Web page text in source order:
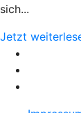
sich...
Jetzt